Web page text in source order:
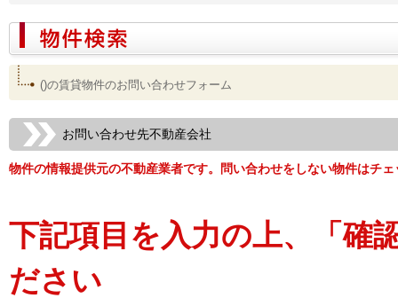
()の賃貸物件のお問い合わせフォーム
お問い合わせ先不動産会社
物件の情報提供元の不動産業者です。問い合わせをしない物件はチ
下記項目を入力の上、「確
ださい